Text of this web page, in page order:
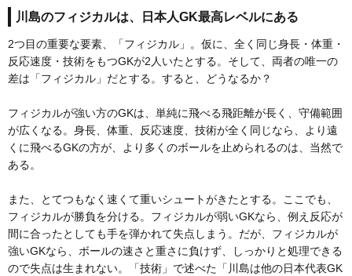
川島のフィジカルは、日本人GK最高レベルにある
2つ目の重要な要素、「フィジカル」。仮に、全く同じ身長・体重・
反応速度・技術をもつGKが2人いたとする。そして、両者の唯一の
差は「フィジカル」だとする。すると、どうなるか？
フィジカルが強い方のGKは、単純に飛べる飛距離が長く、守備範囲
が広くなる。身長、体重、反応速度、技術が全く同じなら、より遠
くに飛べるGKの方が、より多くのボールを止められるのは、当然で
ある。
また、とてつもなく速くて重いシュートがきたとする。ここでも、
フィジカルが勝負を分ける。フィジカルが弱いGKなら、例え反応が
間に合ったとしても手を弾かれて失点しまう。だが、フィジカルが
強いGKなら、ボールの速さと重さに負けず、しっかりと処理できる
ので失点は生まれない。「技術」で述べた「川島は他の日本代表GK